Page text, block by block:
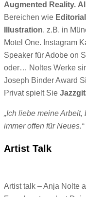
Augmented Reality.
Bereichen wie
Illustration. z.B. in
Motel One. Instagram
Speaker für Adobe on
oder… Noltes Werke
Joseph Binder Award
Privat spielt Sie
„Ich liebe meine
immer offen für Neues.“
Artist Talk
Artist talk – Anja Nolte